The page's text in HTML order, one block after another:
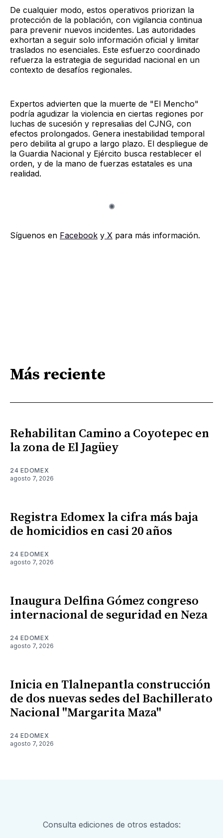
De cualquier modo, estos operativos priorizan la
protección de la población, con vigilancia continua
para prevenir nuevos incidentes. Las autoridades
exhortan a seguir solo información oficial y limitar
traslados no esenciales. Este esfuerzo coordinado
refuerza la estrategia de seguridad nacional en un
contexto de desafíos regionales.
Expertos advierten que la muerte de "El Mencho"
podría agudizar la violencia en ciertas regiones por
luchas de sucesión y represalias del CJNG, con
efectos prolongados. Genera inestabilidad temporal
pero debilita al grupo a largo plazo. El despliegue de
la Guardia Nacional y Ejército busca restablecer el
orden, y de la mano de fuerzas estatales es una
realidad.
Síguenos en Facebook y X para más información.
Más reciente
Rehabilitan Camino a Coyotepec en
la zona de El Jagüey
24 EDOMEX
agosto 7, 2026
Registra Edomex la cifra más baja
de homicidios en casi 20 años
24 EDOMEX
agosto 7, 2026
Inaugura Delfina Gómez congreso
internacional de seguridad en Neza
24 EDOMEX
agosto 7, 2026
Inicia en Tlalnepantla construcción
de dos nuevas sedes del Bachillerato
Nacional "Margarita Maza"
24 EDOMEX
agosto 7, 2026
Consulta ediciones de otros estados: